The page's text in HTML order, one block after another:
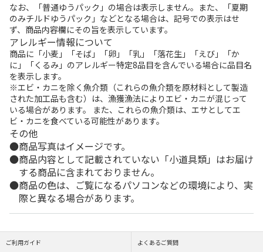
なお、「普通ゆうパック」の場合は表示しません。また、「夏期
のみチルドゆうパック」などとなる場合は、記号での表示はせ
ず、商品内容欄にその旨を表示しています。
アレルギー情報について
商品に「小麦」「そば」「卵」「乳」「落花生」「えび」「か
に」「くるみ」のアレルギー特定8品目を含んでいる場合に品目名
を表示します。
※エビ・カニを除く魚介類（これらの魚介類を原材料として製造
された加工品も含む）は、漁獲漁法によりエビ・カニが混じって
いる場合があります。 また、これらの魚介類は、エサとしてエ
ビ・カニを食べている可能性があります。
その他
商品写真はイメージです。
商品内容として記載されていない「小道具類」はお届け
する商品に含まれておりません。
商品の色は、ご覧になるパソコンなどの環境により、実
際と異なる場合があります。
ご利用ガイド よくあるご質問